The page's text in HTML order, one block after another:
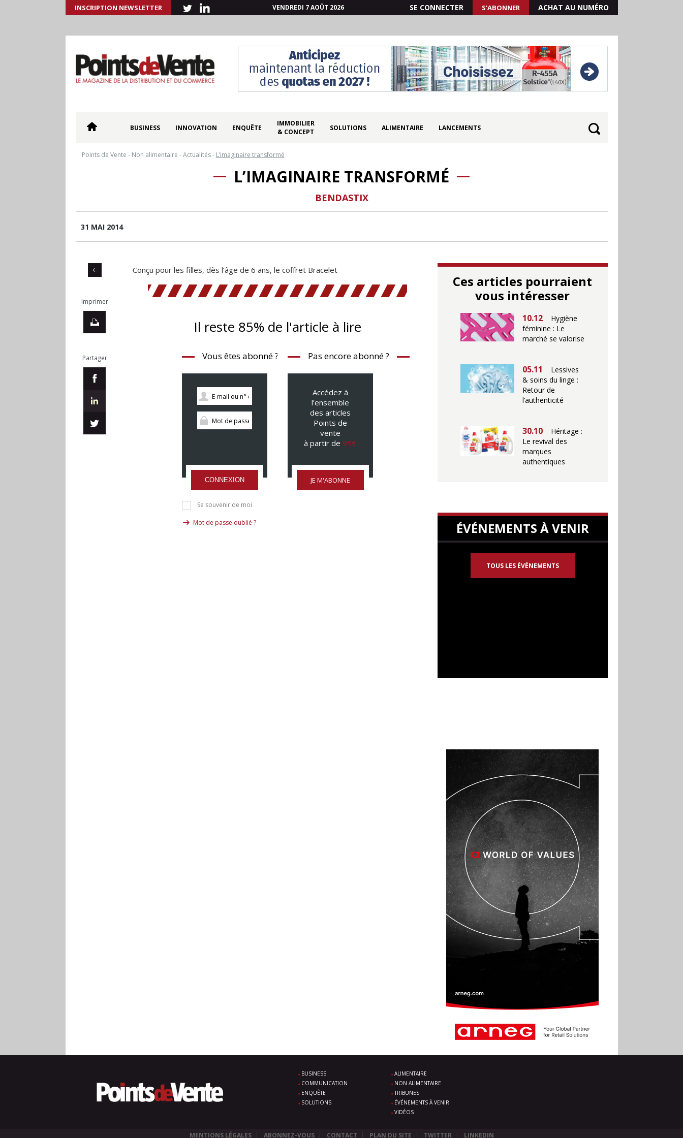
INSCRIPTION NEWSLETTER VENDREDI 7 AOÛT 2026 SE CONNECTER S'ABONNER ACHAT AU NUMÉRO
BUSINESS INNOVATION ENQUÊTE
IMMOBILIER
& CONCEPT
SOLUTIONS ALIMENTAIRE LANCEMENTS
Points de Vente - Non alimentaire -Actualités- L’imaginaire transformé
L’IMAGINAIRE TRANSFORMÉ
BENDASTIX
31 MAI 2014
Imprimer
Partager
Conçu pour les filles, dès l’âge de 6 ans, le coffret Bracelet
Il reste 85% de l'article à lire
Vous êtes abonné ?
CONNEXION
Se souvenir de moi
Mot de passe oublié ?
Pas encore abonné ?
Accédez à
l’ensemble
des articles
Points de
vente
à partir de 95€
JE M'ABONNE
Ces articles pourraient
vous intéresser
10.12
Hygiène
féminine : Le
marché se valorise
05.11
Lessives
& soins du linge :
Retour de
l’authenticité
30.10
Héritage :
Le revival des
marques
authentiques
ÉVÉNEMENTS À VENIR
TOUS LES ÉVÉNEMENTS
BUSINESS
COMMUNICATION
ENQUÊTE
SOLUTIONS
ALIMENTAIRE
NON ALIMENTAIRE
TRIBUNES
ÉVÉNEMENTS À VENIR
VIDÉOS
MENTIONS LÉGALES ABONNEZ-VOUS CONTACT PLAN DU SITE TWITTER LINKEDIN